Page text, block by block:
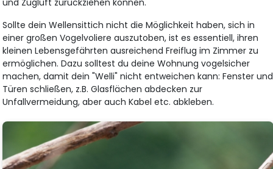
Sollte dein Wellensittich nicht die Möglichkeit haben, sich in
einer großen Vogelvoliere auszutoben, ist es essentiell, ihren
kleinen Lebensgefährten ausreichend Freiflug im Zimmer zu
ermöglichen. Dazu solltest du deine Wohnung vogelsicher
machen, damit dein "Welli" nicht entweichen kann: Fenster und
Türen schließen, z.B. Glasflächen abdecken zur
Unfallvermeidung, aber auch Kabel etc. abkleben.